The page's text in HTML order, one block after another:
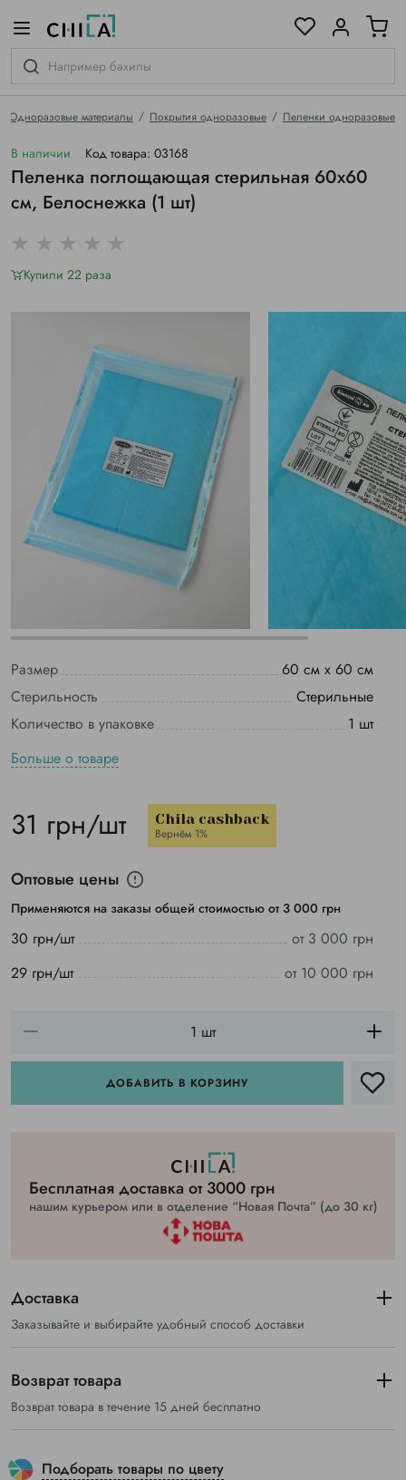
Одноразовые материалы Покрытия одноразовые Пеленки одноразовые
В наличии Код товара: 03168
Пеленка поглощающая стерильная 60х60
см, Белоснежка (1 шт)
Купили 22 раза
Размер
60 см х 60 см
Стерильность
Стерильные
Количество в упаковке
1 шт
Больше о товаре
31 грн/шт Chila cashback
Вернём 1%
Оптовые цены
Применяются на заказы общей стоимостью от 3 000 грн
30 грн/шт
от 3 000 грн
29 грн/шт
от 10 000 грн
ДОБАВИТЬ В КОРЗИНУ
Бесплатная доставка от 3000 грн
нашим курьером или в отделение “Новая Почта” (до 30 кг)
Доставка
Заказывайте и выбирайте удобный способ доставки
Возврат товара
Возврат товара в течение 15 дней бесплатно
Подборать товары по цвету
гамме